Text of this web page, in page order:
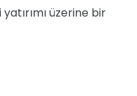
üzerine bir